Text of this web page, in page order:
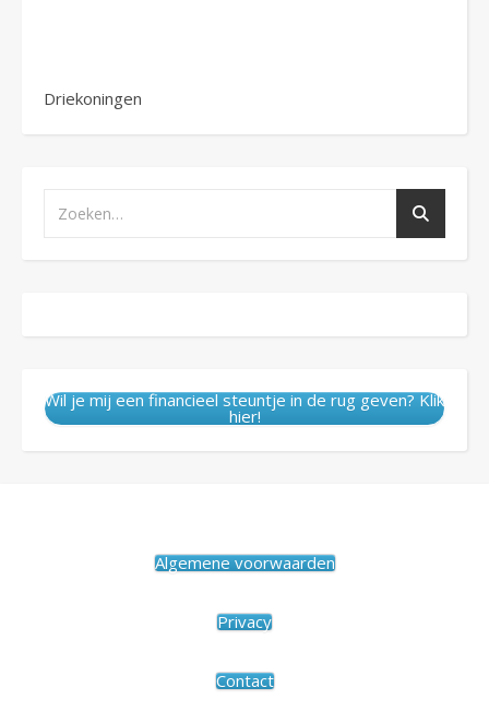
Driekoningen
Wil je mij een financieel steuntje in de rug geven? Klik
hier!
Algemene voorwaarden
Privacy
Contact